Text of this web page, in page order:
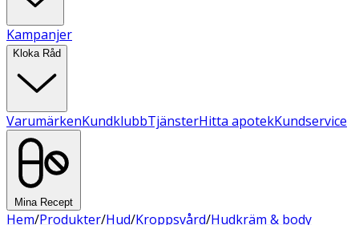
Kampanjer
Kloka Råd
VarumärkenKundklubbTjänsterHitta apotekKundservice
Mina Recept
Hem/Produkter/Hud/Kroppsvård/Hudkräm & body